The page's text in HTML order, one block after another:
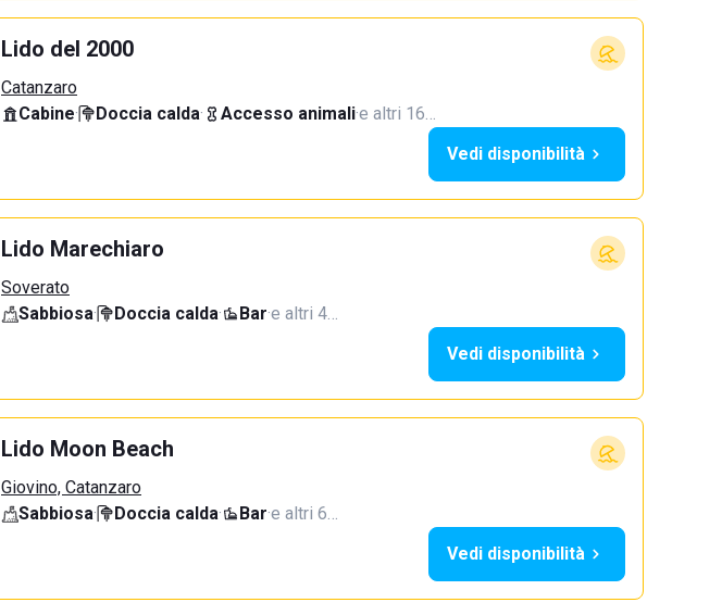
Lido del 2000
Catanzaro
Cabine· Doccia calda· Accesso animali·e altri 16…
Vedi disponibilità
Lido Marechiaro
Soverato
Sabbiosa· Doccia calda· Bar·e altri 4…
Vedi disponibilità
Lido Moon Beach
Giovino, Catanzaro
Sabbiosa· Doccia calda· Bar·e altri 6…
Vedi disponibilità